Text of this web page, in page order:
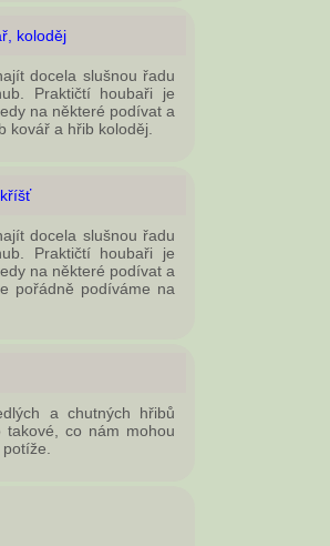
koloděj
docela slušnou řadu
Praktičtí houbaři je
na některé podívat a
kovář a hřib koloděj.
docela slušnou řadu
Praktičtí houbaři je
na některé podívat a
pořádně podíváme na
a chutných hřibů
co nám mohou